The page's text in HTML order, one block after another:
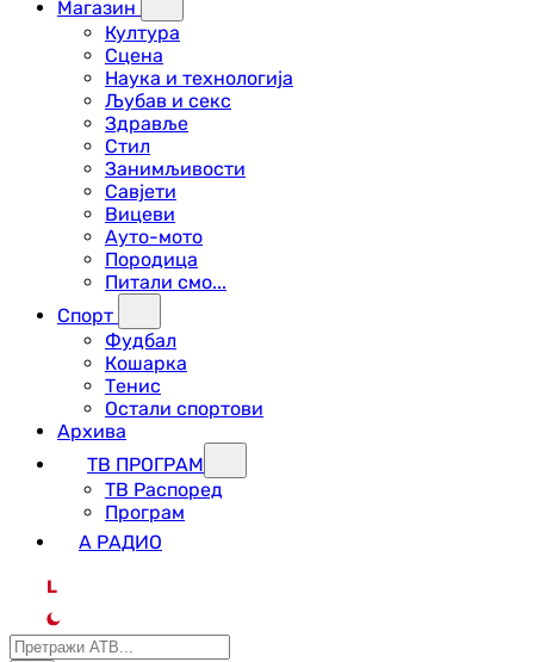
Магазин
Култура
Сцена
Наука и технологија
Љубав и секс
Здравље
Стил
Занимљивости
Савјети
Вицеви
Ауто-мото
Породица
Питали смо...
Спорт
Фудбал
Кошарка
Тенис
Остали спортови
Архива
ТВ ПРОГРАМ
ТВ Распоред
Програм
А РАДИО
L